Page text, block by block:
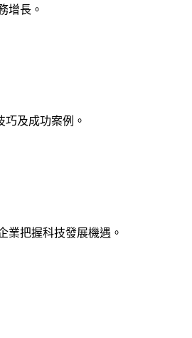
增長。
及成功案例。
業把握科技發展機遇。